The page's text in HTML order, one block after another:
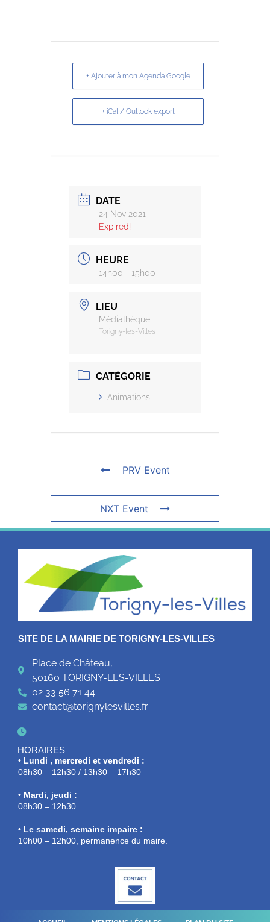
+ Ajouter à mon Agenda Google
+ iCal / Outlook export
DATE
24 Nov 2021
Expired!
HEURE
14h00 - 15h00
LIEU
Médiathèque
Torigny-les-Villes
CATÉGORIE
Animations
PRV Event
NXT Event
SITE DE LA MAIRIE DE TORIGNY-LES-VILLES
Place de Château,
50160 TORIGNY-LES-VILLES
02 33 56 71 44
contact@torignylesvilles.fr
HORAIRES
• Lundi , mercredi et vendredi :
08h30 – 12h30 / 13h30 – 17h30
• Mardi, jeudi :
08h30 – 12h30
• Le samedi, semaine impaire :
10h00 – 12h00, permanence du maire.